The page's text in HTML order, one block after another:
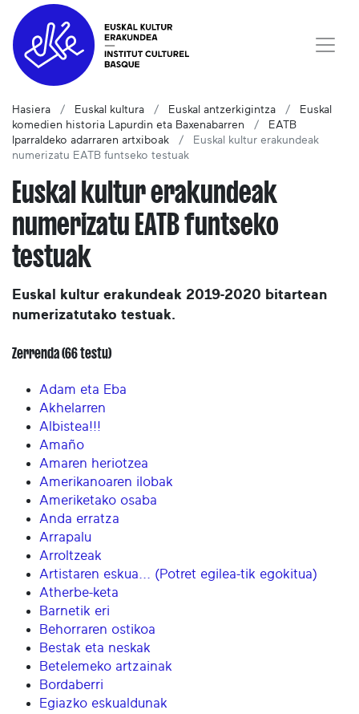
Hasiera Euskal kultura Euskal antzerkigintza
Euskal
komedien historia Lapurdin eta Baxenabarren
EATB
Iparraldeko adarraren artxiboak
Euskal kultur erakundeak
numerizatu EATB funtseko testuak
Euskal kultur erakundeak
numerizatu EATB funtseko
testuak
Euskal kultur erakundeak 2019-2020 bitartean
numerizatutako testuak.
Zerrenda (66 testu)
Adam eta Eba
Akhelarren
Albistea!!!
Amaño
Amaren heriotzea
Amerikanoaren ilobak
Ameriketako osaba
Anda erratza
Arrapalu
Arroltzeak
Artistaren eskua... (Potret egilea-tik egokitua)
Atherbe-keta
Barnetik eri
Behorraren ostikoa
Bestak eta neskak
Betelemeko artzainak
Bordaberri
Egiazko eskualdunak